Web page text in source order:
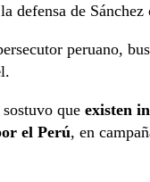
defensa de
peruano,
l.
que existen
el Perú, en